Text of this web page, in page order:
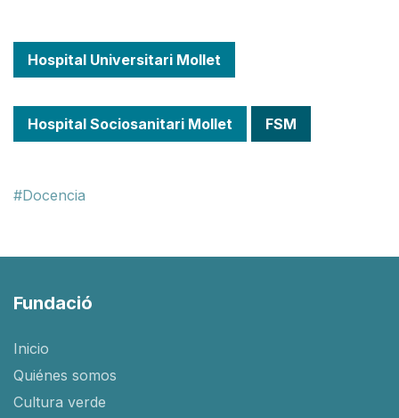
Hospital Universitari Mollet
Hospital Sociosanitari Mollet FSM
Docencia
Fundació
Inicio
Quiénes somos
Cultura verde